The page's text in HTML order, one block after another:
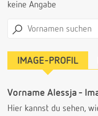
keine Angabe
IMAGE-PROFIL
Vorname Alessja -
Hier kannst du sehen,